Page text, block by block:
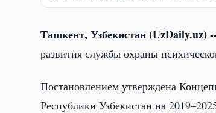
Ташкент, Узбекистан (UzDaily.uz)
развития службы охраны
Постановлением утверждена
Республики Узбекистан на